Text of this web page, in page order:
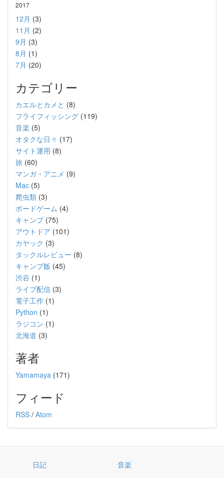
2017
12月 (3)
11月 (2)
9月 (3)
8月 (1)
7月 (20)
カテゴリー
カエルとカメと (8)
フライフィッシング (119)
音楽 (5)
オタクな日々 (17)
サイト運用 (8)
旅 (60)
マンガ・アニメ (9)
Mac (5)
爬虫類 (3)
ボードゲーム (4)
キャンプ(75)
アウトドア (101)
カヤック (3)
タックルレビュー (8)
キャンプ飯 (45)
渋谷 (1)
ライブ配信 (3)
電子工作 (1)
Python (1)
ラジコン (1)
北海道 (3)
著者
Yamamaya (171)
フィード
RSS / Atom
日記 音楽